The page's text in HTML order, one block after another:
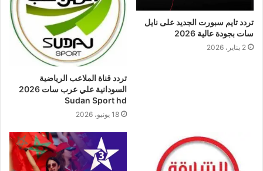
تردد تايم سبورت الجديد على نايل
سات بجودة عالية 2026
2 يناير، 2026
تردد قناة الملاعب الرياضية
السودانية علي عرب سات 2026
Sudan Sport hd
18 يونيو، 2026